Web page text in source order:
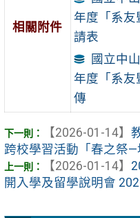
相關附件
年度「系友
請表
國立中
年度「系友
傳
【2026-01-14】
跨校學習活動「春之祭—
【2026-01-14】
開入學及留學說明會